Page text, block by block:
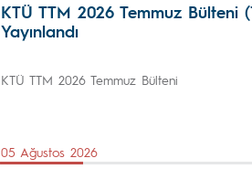
KTÜ TTM 2026 Temmuz Bülteni
Yayınlandı
KTÜ TTM 2026 Temmuz Bülteni
05 Ağustos 2026